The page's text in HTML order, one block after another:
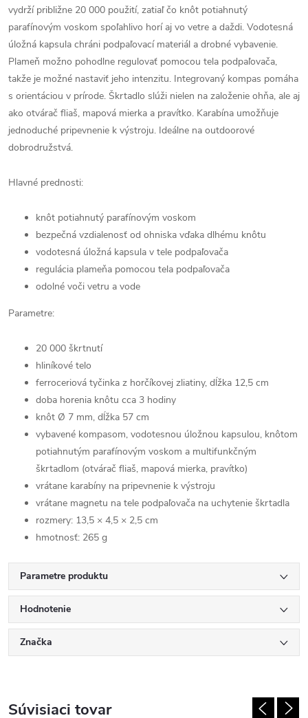
vydrží približne 20 000 použití, zatiaľ čo knôt potiahnutý
parafínovým voskom spoľahlivo horí aj vo vetre a daždi. Vodotesná
úložná kapsula chráni podpaľovací materiál a drobné vybavenie.
Plameň možno pohodlne regulovať pomocou tela podpaľovača,
takže je možné nastaviť jeho intenzitu. Integrovaný kompas pomáha
s orientáciou v prírode. Škrtadlo slúži nielen na založenie ohňa, ale aj
ako otvárač fliaš, mapová mierka a pravítko. Karabína umožňuje
jednoduché pripevnenie k výstroju. Ideálne na outdoorové
dobrodružstvá.
Hlavné prednosti:
knôt potiahnutý parafínovým voskom
bezpečná vzdialenosť od ohniska vďaka dlhému knôtu
vodotesná úložná kapsula v tele podpaľovača
regulácia plameňa pomocou tela podpaľovača
odolné voči vetru a vode
Parametre:
20 000 škrtnutí
hliníkové telo
ferroceriová tyčinka z horčíkovej zliatiny, dĺžka 12,5 cm
doba horenia knôtu cca 3 hodiny
knôt Ø 7 mm, dĺžka 57 cm
vybavené kompasom, vodotesnou úložnou kapsulou, knôtom
potiahnutým parafínovým voskom a multifunkčným
škrtadlom (otvárač fliaš, mapová mierka, pravítko)
vrátane karabíny na pripevnenie k výstroju
vrátane magnetu na tele podpaľovača na uchytenie škrtadla
rozmery: 13,5 × 4,5 × 2,5 cm
hmotnosť: 265 g
Parametre produktu
Hodnotenie
Značka
Súvisiaci tovar